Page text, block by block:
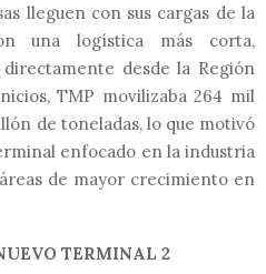
lleguen con sus cargas de la
una logística más corta,
desde la Región
TMP movilizaba 264 mil
de toneladas, lo que motivó
enfocado en la industria
de mayor crecimiento en
TERMINAL 2